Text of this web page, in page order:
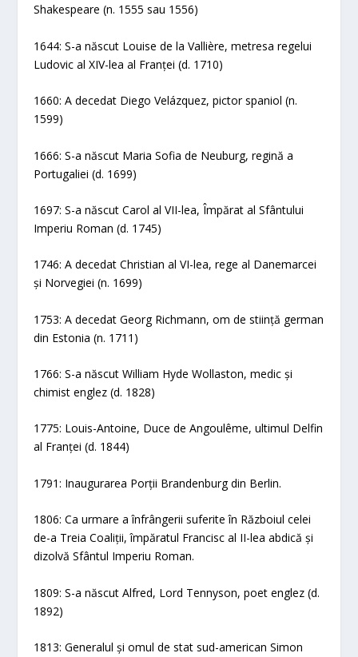
Shakespeare (n. 1555 sau 1556)
1644: S-a născut Louise de la Vallière, metresa regelui
Ludovic al XIV-lea al Franței (d. 1710)
1660: A decedat Diego Velázquez, pictor spaniol (n.
1599)
1666: S-a născut Maria Sofia de Neuburg, regină a
Portugaliei (d. 1699)
1697: S-a născut Carol al VII-lea, Împărat al Sfântului
Imperiu Roman (d. 1745)
1746: A decedat Christian al VI-lea, rege al Danemarcei
și Norvegiei (n. 1699)
1753: A decedat Georg Richmann, om de stiință german
din Estonia (n. 1711)
1766: S-a născut William Hyde Wollaston, medic și
chimist englez (d. 1828)
1775: Louis-Antoine, Duce de Angoulême, ultimul Delfin
al Franței (d. 1844)
1791: Inaugurarea Porții Brandenburg din Berlin.
1806: Ca urmare a înfrângerii suferite în Războiul celei
de-a Treia Coaliții, împăratul Francisc al II-lea abdică și
dizolvă Sfântul Imperiu Roman.
1809: S-a născut Alfred, Lord Tennyson, poet englez (d.
1892)
1813: Generalul și omul de stat sud-american Simon